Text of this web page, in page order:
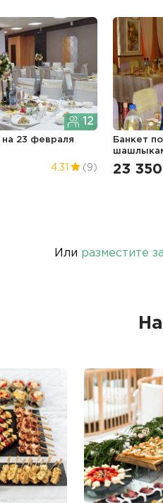
12
на 23 февраля
4.31 (9)
Банкет
23
Или разместите